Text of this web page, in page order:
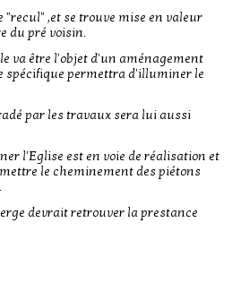
"recul" ,et se trouve mise en valeur
du pré voisin.
va être l'objet d'un aménagement
spécifique permettra d'illuminer le
par les travaux sera lui aussi
l'Eglise est en voie de réalisation et
le cheminement des piétons
devrait retrouver la prestance